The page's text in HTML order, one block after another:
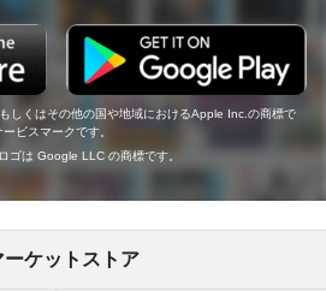
しくはその他の国や地域におけるApple Inc.の商標で
ビスマークです。
は Google LLC の商標です。
ーケットストア